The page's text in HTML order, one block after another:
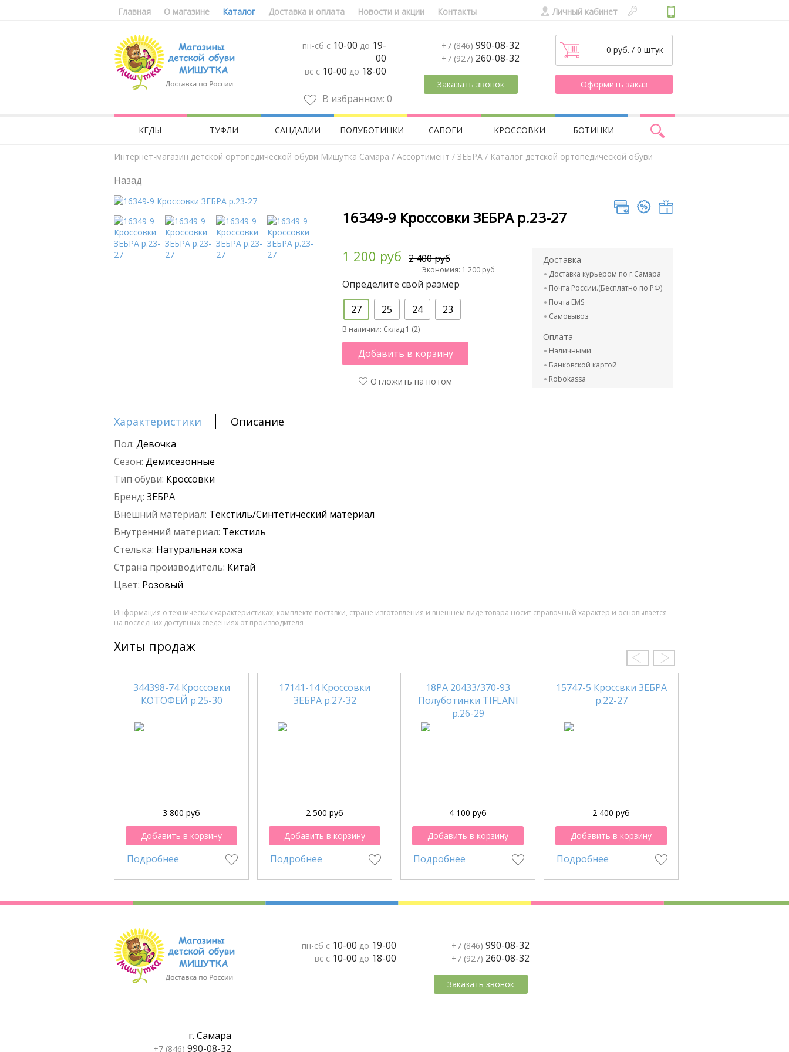
Главная О магазине Каталог Доставка и оплата Новости и акции Контакты Личный кабинет
пн-сб с 10-00 до 19-
00
вс с 10-00 до 18-00
В избранном: 0
+7 (846) 990-08-32
+7 (927) 260-08-32
Заказать звонок
0 руб. / 0 штук
Оформить заказ
КЕДЫ ТУФЛИ САНДАЛИИ ПОЛУБОТИНКИ САПОГИ КРОССОВКИ БОТИНКИ
Интернет-магазин детской ортопедической обуви Мишутка Самара / Aссортимент / ЗЕБРА / Каталог детской ортопедической обуви
Назад
16349-9 Кроссовки ЗЕБРА р.23-27
1 200 руб 2 400 руб
Экономия: 1 200 руб
Определите свой размер
27
25 24 23
В наличии: Склад 1 (2)
Добавить в корзину
Отложить на потом
Доставка
Доставка курьером по г.Самара
Почта России.(Бесплатно по РФ)
Почта EMS
Самовывоз
Оплата
Наличными
Банковской картой
Robokassa
Характеристики Описание
Пол: Девочка
Сезон: Демисезонные
Тип обуви: Кроссовки
Бренд: ЗЕБРА
Внешний материал: Текстиль/Синтетический материал
Внутренний материал: Текстиль
Стелька: Натуральная кожа
Страна производитель: Китай
Цвет: Розовый
Информация о технических характеристиках, комплекте поставки, стране изготовления и внешнем виде товара носит справочный характер и основывается
на последних доступных сведениях от производителя
Хиты продаж
344398-74 Кроссовки
КОТОФЕЙ р.25-30
3 800 руб
Добавить в корзину
Подробнее
17141-14 Кроссовки
ЗЕБРА р.27-32
2 500 руб
Добавить в корзину
Подробнее
18РА 20433/370-93
Полуботинки TIFLANI
р.26-29
4 100 руб
Добавить в корзину
Подробнее
15747-5 Кроссвки ЗЕБРА
р.22-27
2 400 руб
Добавить в корзину
Подробнее
пн-сб с 10-00 до 19-00
вс с 10-00 до 18-00
+7 (846) 990-08-32
+7 (927) 260-08-32
Заказать звонок
г. Самара
+7 (846) 990-08-32